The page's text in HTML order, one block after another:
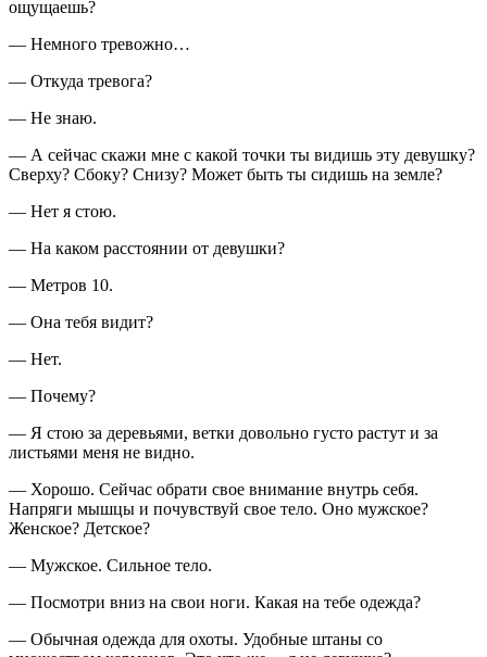
ощущаешь?
— Немного тревожно…
— Откуда тревога?
— Не знаю.
— А сейчас скажи мне с какой точки ты видишь эту девушку?
Сверху? Сбоку? Снизу? Может быть ты сидишь на земле?
— Нет я стою.
— На каком расстоянии от девушки?
— Метров 10.
— Она тебя видит?
— Нет.
— Почему?
— Я стою за деревьями, ветки довольно густо растут и за
листьями меня не видно.
— Хорошо. Сейчас обрати свое внимание внутрь себя.
Напряги мышцы и почувствуй свое тело. Оно мужское?
Женское? Детское?
— Мужское. Сильное тело.
— Посмотри вниз на свои ноги. Какая на тебе одежда?
— Обычная одежда для охоты. Удобные штаны со